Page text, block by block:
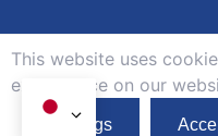
Copyright© 2026, 広州エア
This website uses
exprerience on our